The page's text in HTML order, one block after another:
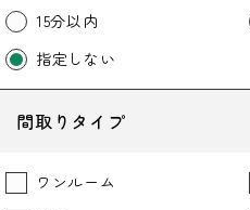
15分以内
指定しない
間取りタイプ
ワンルーム